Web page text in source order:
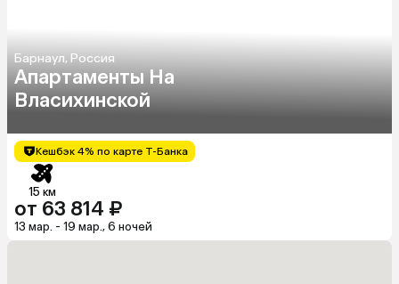
Барнаул, Россия
Апартаменты На
Власихинской
Кешбэк 4% по карте Т-Банка
15 км
от 63 814 ₽
13 мар. - 19 мар., 6 ночей